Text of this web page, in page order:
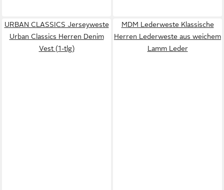
URBAN CLASSICS Jerseyweste
Urban Classics Herren Denim
Vest (1-tlg)
MDM Lederweste Klassische
Herren Lederweste aus weichem
Lamm Leder